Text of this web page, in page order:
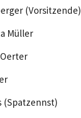
(Vorsitzende)
Müller
(Spatzennst)